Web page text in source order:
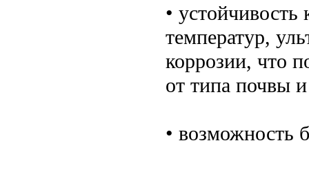
•
температур,
коррозии, что
от типа почвы
• возможность